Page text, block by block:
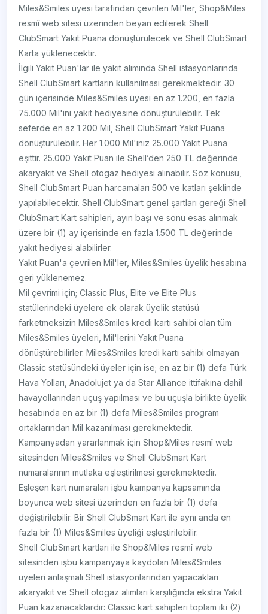
Miles&Smiles üyesi tarafından çevrilen Mil'ler, Shop&Miles
resmî web sitesi üzerinden beyan edilerek Shell
ClubSmart Yakıt Puana dönüştürülecek ve Shell ClubSmart
Karta yüklenecektir.
İlgili Yakıt Puan'lar ile yakıt alımında Shell istasyonlarında
Shell ClubSmart kartların kullanılması gerekmektedir. 30
gün içerisinde Miles&Smiles üyesi en az 1.200, en fazla
75.000 Mil'ini yakıt hediyesine dönüştürülebilir. Tek
seferde en az 1.200 Mil, Shell ClubSmart Yakıt Puana
dönüştürülebilir. Her 1.000 Mil'iniz 25.000 Yakıt Puana
eşittir. 25.000 Yakıt Puan ile Shell’den 250 TL değerinde
akaryakıt ve Shell otogaz hediyesi alınabilir. Söz konusu,
Shell ClubSmart Puan harcamaları 500 ve katları şeklinde
yapılabilecektir. Shell ClubSmart genel şartları gereği Shell
ClubSmart Kart sahipleri, ayın başı ve sonu esas alınmak
üzere bir (1) ay içerisinde en fazla 1.500 TL değerinde
yakıt hediyesi alabilirler.
Yakıt Puan'a çevrilen Mil'ler, Miles&Smiles üyelik hesabına
geri yüklenemez.
Mil çevrimi için; Classic Plus, Elite ve Elite Plus
statülerindeki üyelere ek olarak üyelik statüsü
farketmeksizin Miles&Smiles kredi kartı sahibi olan tüm
Miles&Smiles üyeleri, Mil'lerini Yakıt Puana
dönüştürebilirler. Miles&Smiles kredi kartı sahibi olmayan
Classic statüsündeki üyeler için ise; en az bir (1) defa Türk
Hava Yolları, Anadolujet ya da Star Alliance ittifakına dahil
havayollarından uçuş yapılması ve bu uçuşla birlikte üyelik
hesabında en az bir (1) defa Miles&Smiles program
ortaklarından Mil kazanılması gerekmektedir.
Kampanyadan yararlanmak için Shop&Miles resmî web
sitesinden Miles&Smiles ve Shell ClubSmart Kart
numaralarının mutlaka eşleştirilmesi gerekmektedir.
Eşleşen kart numaraları işbu kampanya kapsamında
boyunca web sitesi üzerinden en fazla bir (1) defa
değiştirilebilir. Bir Shell ClubSmart Kart ile aynı anda en
fazla bir (1) Miles&Smiles üyeliği eşleştirilebilir.
Shell ClubSmart kartları ile Shop&Miles resmî web
sitesinden işbu kampanyaya kaydolan Miles&Smiles
üyeleri anlaşmalı Shell istasyonlarından yapacakları
akaryakıt ve Shell otogaz alımları karşılığında ekstra Yakıt
Puan kazanacaklardır: Classic kart sahipleri toplam iki (2)